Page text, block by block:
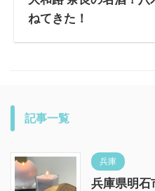
ねてきた！
記事一覧
兵庫
兵庫県明石